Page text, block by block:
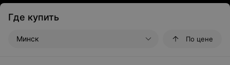
Где купить
Минск По цене